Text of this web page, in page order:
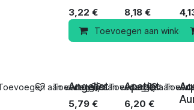
3,22 €
Toevoegen aan
8,18€
Angeliet
5,79 €
aan verlanglijst Apatiet
6,20 €
Toevoegen aan verlanglijst
Toevoegen aan